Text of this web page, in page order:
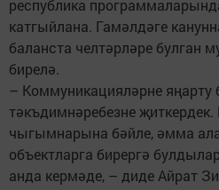
республика
катгыйлана. Гамәлдәге
баланста челтәрләре булган
бирелә.
– Коммуникацияләрне яңарту
тәкъдимнәребезне
чыгымнарына бәйле, әмма
объектларга бирергә
анда кермәде, – диде Айрат